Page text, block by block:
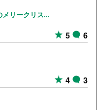
メリークリス...
5 6
4 3